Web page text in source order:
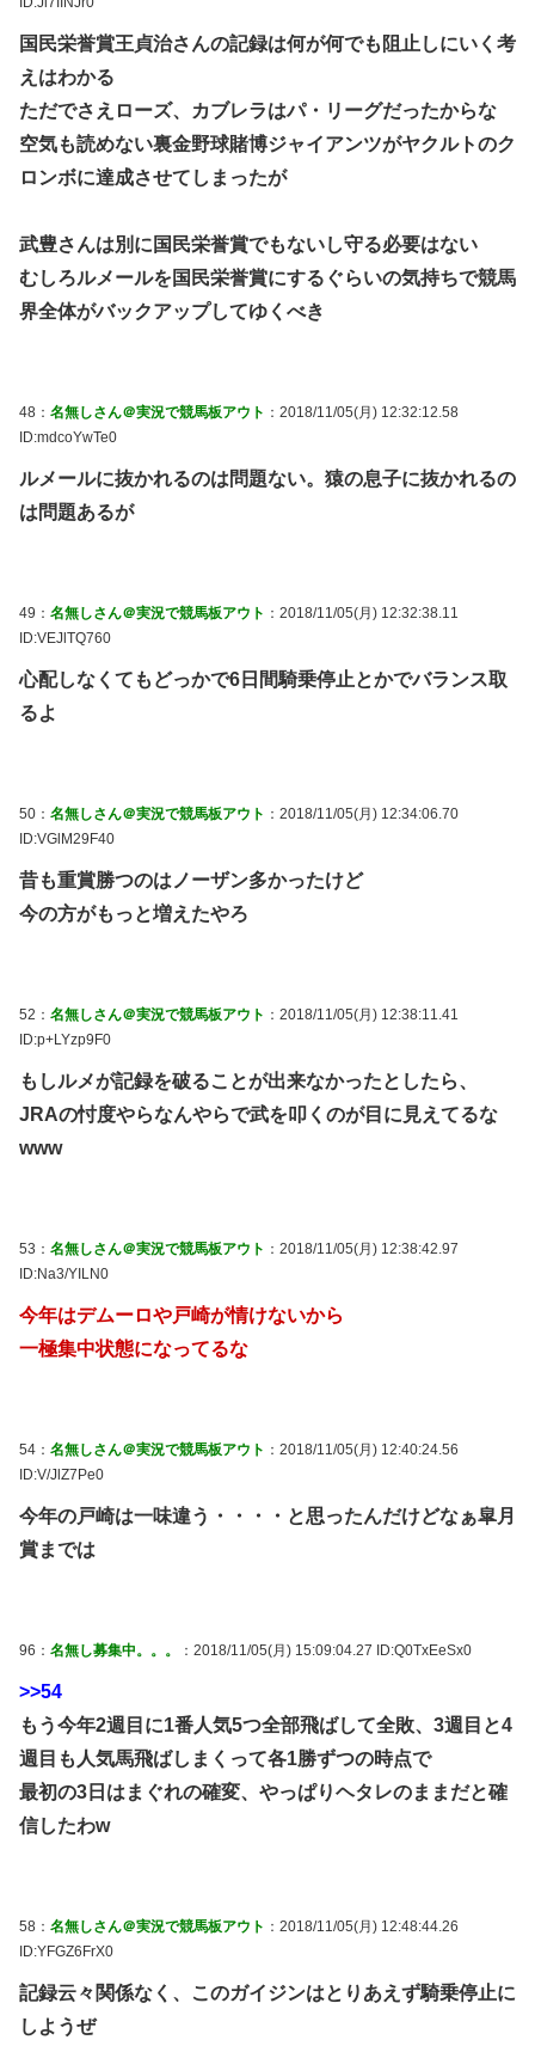
国民栄誉賞王貞治さんの記録は何が何でも阻止しにいく考
えはわかる
ただでさえローズ、カブレラはパ・リーグだったからな
空気も読めない裏金野球賭博ジャイアンツがヤクルトのク
ロンボに達成させてしまったが
武豊さんは別に国民栄誉賞でもないし守る必要はない
むしろルメールを国民栄誉賞にするぐらいの気持ちで競馬
界全体がバックアップしてゆくべき
48： 名無しさん＠実況で競馬板アウト ：2018/11/05(月) 12:32:12.58
ID:mdcoYwTe0
ルメールに抜かれるのは問題ない。猿の息子に抜かれるの
は問題あるが
49： 名無しさん＠実況で競馬板アウト ：2018/11/05(月) 12:32:38.11
ID:VEJlTQ760
心配しなくてもどっかで6日間騎乗停止とかでバランス取
るよ
50： 名無しさん＠実況で競馬板アウト ：2018/11/05(月) 12:34:06.70
ID:VGlM29F40
昔も重賞勝つのはノーザン多かったけど
今の方がもっと増えたやろ
52： 名無しさん＠実況で競馬板アウト ：2018/11/05(月) 12:38:11.41
ID:p+LYzp9F0
もしルメが記録を破ることが出来なかったとしたら、
JRAの忖度やらなんやらで武を叩くのが目に見えてるな
www
53： 名無しさん＠実況で競馬板アウト ：2018/11/05(月) 12:38:42.97
ID:Na3/YILN0
今年はデムーロや戸崎が情けないから
一極集中状態になってるな
54： 名無しさん＠実況で競馬板アウト ：2018/11/05(月) 12:40:24.56
ID:V/JlZ7Pe0
今年の戸崎は一味違う・・・・と思ったんだけどなぁ皐月
賞までは
96： 名無し募集中。。。 ：2018/11/05(月) 15:09:04.27 ID:Q0TxEeSx0
>>54
もう今年2週目に1番人気5つ全部飛ばして全敗、3週目と4
週目も人気馬飛ばしまくって各1勝ずつの時点で
最初の3日はまぐれの確変、やっぱりヘタレのままだと確
信したわw
58： 名無しさん＠実況で競馬板アウト ：2018/11/05(月) 12:48:44.26
ID:YFGZ6FrX0
記録云々関係なく、このガイジンはとりあえず騎乗停止に
しようぜ